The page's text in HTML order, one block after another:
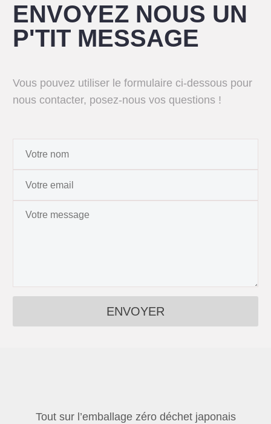
ENVOYEZ NOUS UN
P'TIT MESSAGE
Vous pouvez utiliser le formulaire ci-dessous pour
nous contacter, posez-nous vos questions !
Tout sur l’emballage zéro déchet japonais